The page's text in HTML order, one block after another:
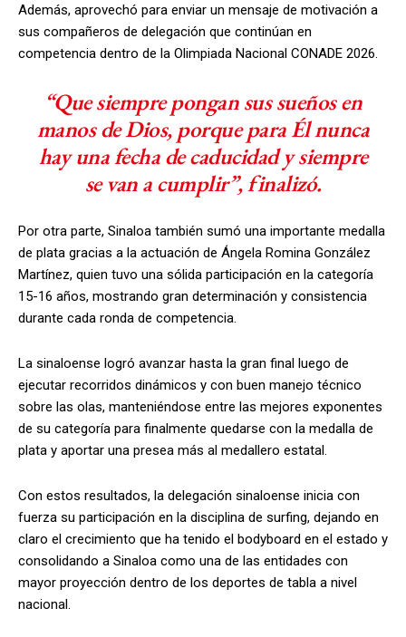
Además, aprovechó para enviar un mensaje de motivación a
sus compañeros de delegación que continúan en
competencia dentro de la Olimpiada Nacional CONADE 2026.
“Que siempre pongan sus sueños en
manos de Dios, porque para Él nunca
hay una fecha de caducidad y siempre
se van a cumplir”, finalizó.
Por otra parte, Sinaloa también sumó una importante medalla
de plata gracias a la actuación de Ángela Romina González
Martínez, quien tuvo una sólida participación en la categoría
15-16 años, mostrando gran determinación y consistencia
durante cada ronda de competencia.
La sinaloense logró avanzar hasta la gran final luego de
ejecutar recorridos dinámicos y con buen manejo técnico
sobre las olas, manteniéndose entre las mejores exponentes
de su categoría para finalmente quedarse con la medalla de
plata y aportar una presea más al medallero estatal.
Con estos resultados, la delegación sinaloense inicia con
fuerza su participación en la disciplina de surfing, dejando en
claro el crecimiento que ha tenido el bodyboard en el estado y
consolidando a Sinaloa como una de las entidades con
mayor proyección dentro de los deportes de tabla a nivel
nacional.